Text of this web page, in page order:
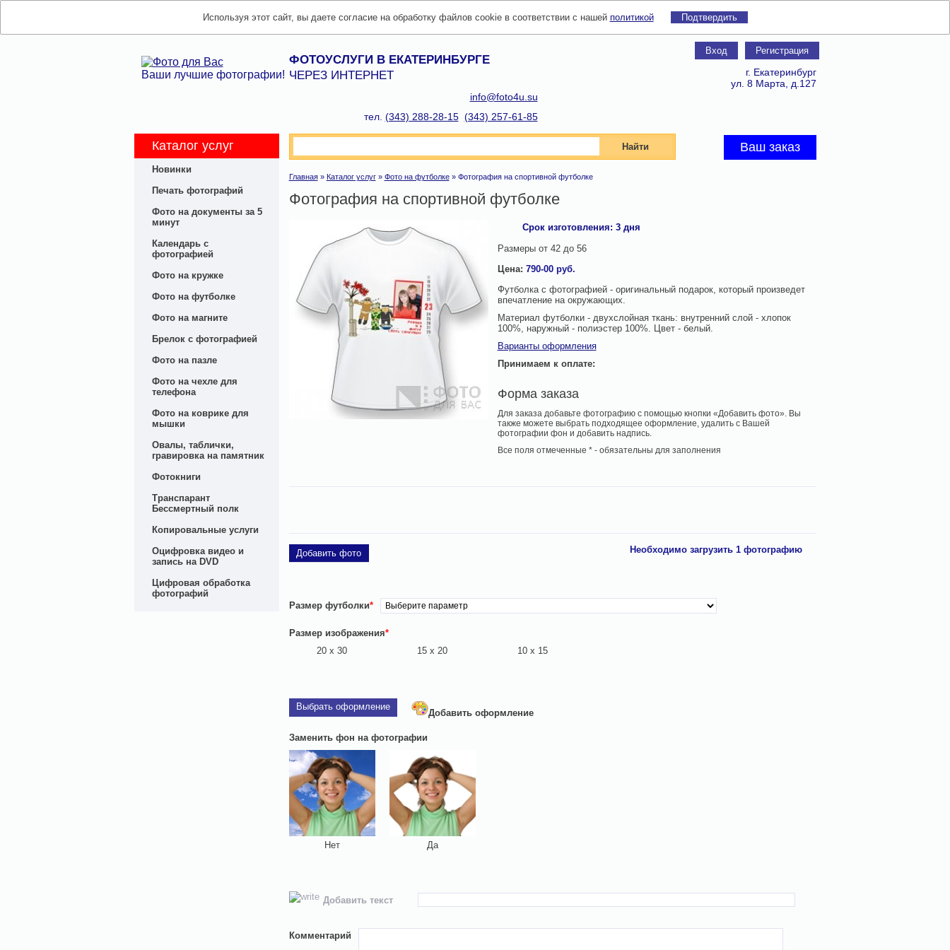
Используя этот сайт, вы даете согласие на обработку файлов cookie в соответствии с нашей политикой Подтвердить
Ваши лучшие фотографии!
ФОТОУСЛУГИ В ЕКАТЕРИНБУРГЕ
ЧЕРЕЗ ИНТЕРНЕТ
info@foto4u.su
тел. (343) 288-28-15 (343) 257-61-85
Регистрация
Вход
г. Екатеринбург
ул. 8 Марта, д.127
Каталог услуг
Новинки
Печать фотографий
Фото на документы за 5
минут
Календарь с
фотографией
Фото на кружке
Фото на футболке
Фото на магните
Брелок с фотографией
Фото на пазле
Фото на чехле для
телефона
Фото на коврике для
мышки
Овалы, таблички,
гравировка на памятник
Фотокниги
Транспарант
Бессмертный полк
Копировальные услуги
Оцифровка видео и
запись на DVD
Цифровая обработка
фотографий
Найти Ваш заказ
Главная» Каталог услуг» Фото на футболке» Фотография на спортивной футболке
Фотография на спортивной футболке
Срок изготовления: 3 дня
Размеры от 42 до 56
Цена: 790-00руб.
Футболка с фотографией - оригинальный подарок, который произведет
впечатление на окружающих.
Материал футболки - двухслойная ткань: внутренний слой - хлопок
100%, наружный - полиэстер 100%. Цвет - белый.
Варианты оформления
Принимаем к оплате:
Форма заказа
Для заказа добавьте фотографию с помощью кнопки «Добавить фото». Вы
также можете выбрать подходящее оформление, удалить с Вашей
фотографии фон и добавить надпись.
Все поля отмеченные *- обязательны для заполнения
Необходимо загрузить 1 фотографию
Добавить фото
Размер футболки*
Размер изображения*
20 х 30
15 х 20 10 х 15
Выбрать оформление
Добавить оформление
Заменить фон на фотографии
Нет Да
Добавить текст
Комментарий